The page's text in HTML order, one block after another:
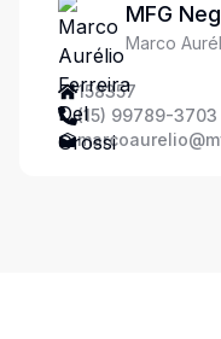
MFG
Marco
158357
(15) 99789-3703